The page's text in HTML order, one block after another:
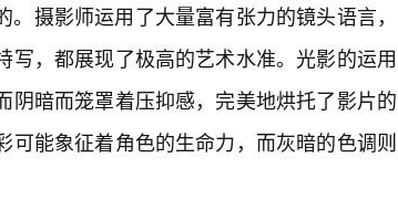
摄影师运用了大量富有张力的镜头语言，
，都展现了极高的艺术水准。光影的运用
暗而笼罩着压抑感，完美地烘托了影片的
能象征着角色的生命力，而灰暗的色调则